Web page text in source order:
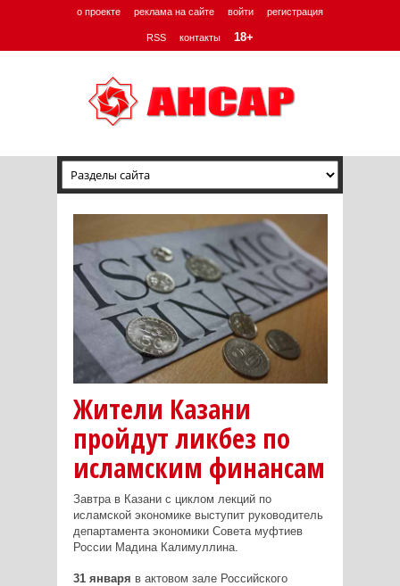
о проекте реклама на сайте войти регистрация
RSS контакты 18+
Жители Казани
пройдут ликбез по
исламским финансам
Завтра в Казани с циклом лекций по
исламской экономике выступит руководитель
департамента экономики Совета муфтиев
России Мадина Калимуллина.
31 января в актовом зале Российского